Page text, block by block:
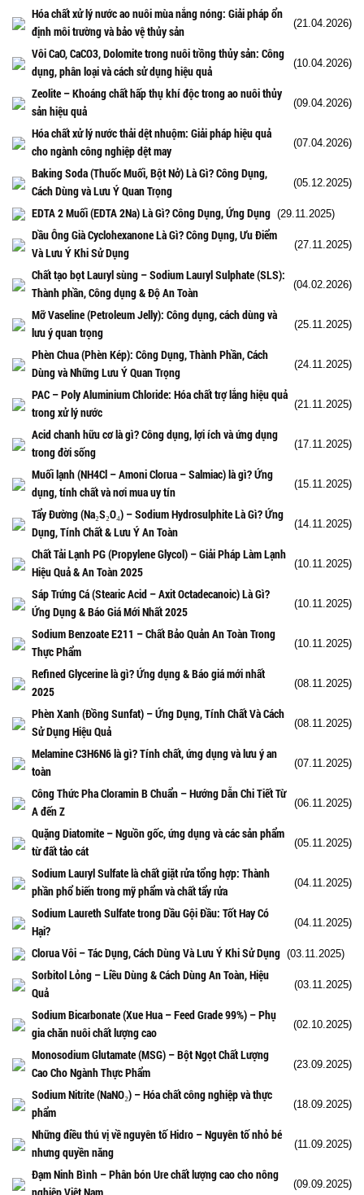
Hóa chất xử lý nước ao nuôi mùa nắng nóng: Giải pháp ổn
định môi trường và bảo vệ thủy sản
(21.04.2026)
Vôi CaO, CaCO3, Dolomite trong nuôi trồng thủy sản: Công
dụng, phân loại và cách sử dụng hiệu quả
(10.04.2026)
Zeolite – Khoáng chất hấp thụ khí độc trong ao nuôi thủy
sản hiệu quả
(09.04.2026)
Hóa chất xử lý nước thải dệt nhuộm: Giải pháp hiệu quả
cho ngành công nghiệp dệt may
(07.04.2026)
Baking Soda (Thuốc Muối, Bột Nở) Là Gì? Công Dụng,
Cách Dùng và Lưu Ý Quan Trọng
(05.12.2025)
EDTA 2 Muối (EDTA 2Na) Là Gì? Công Dụng, Ứng Dụng (29.11.2025)
Dầu Ông Già Cyclohexanone Là Gì? Công Dụng, Ưu Điểm
Và Lưu Ý Khi Sử Dụng
(27.11.2025)
Chất tạo bọt Lauryl sùng – Sodium Lauryl Sulphate (SLS):
Thành phần, Công dụng & Độ An Toàn
(04.02.2026)
Mỡ Vaseline (Petroleum Jelly): Công dụng, cách dùng và
lưu ý quan trọng
(25.11.2025)
Phèn Chua (Phèn Kép): Công Dụng, Thành Phần, Cách
Dùng và Những Lưu Ý Quan Trọng
(24.11.2025)
PAC – Poly Aluminium Chloride: Hóa chất trợ lắng hiệu quả
trong xử lý nước
(21.11.2025)
Acid chanh hữu cơ là gì? Công dụng, lợi ích và ứng dụng
trong đời sống
(17.11.2025)
Muối lạnh (NH4Cl – Amoni Clorua – Salmiac) là gì? Ứng
dụng, tính chất và nơi mua uy tín
(15.11.2025)
Tẩy Đường (Na₂S₂O₄) – Sodium Hydrosulphite Là Gì? Ứng
Dụng, Tính Chất & Lưu Ý An Toàn
(14.11.2025)
Chất Tải Lạnh PG (Propylene Glycol) – Giải Pháp Làm Lạnh
Hiệu Quả & An Toàn 2025
(10.11.2025)
Sáp Trứng Cá (Stearic Acid – Axit Octadecanoic) Là Gì?
Ứng Dụng & Báo Giá Mới Nhất 2025
(10.11.2025)
Sodium Benzoate E211 – Chất Bảo Quản An Toàn Trong
Thực Phẩm
(10.11.2025)
Refined Glycerine là gì? Ứng dụng & Báo giá mới nhất
2025
(08.11.2025)
Phèn Xanh (Đồng Sunfat) – Ứng Dụng, Tính Chất Và Cách
Sử Dụng Hiệu Quả
(08.11.2025)
Melamine C3H6N6 là gì? Tính chất, ứng dụng và lưu ý an
toàn
(07.11.2025)
Công Thức Pha Cloramin B Chuẩn – Hướng Dẫn Chi Tiết Từ
A đến Z
(06.11.2025)
Quặng Diatomite – Nguồn gốc, ứng dụng và các sản phẩm
từ đất tảo cát
(05.11.2025)
Sodium Lauryl Sulfate là chất giặt rửa tổng hợp: Thành
phần phổ biến trong mỹ phẩm và chất tẩy rửa
(04.11.2025)
Sodium Laureth Sulfate trong Dầu Gội Đầu: Tốt Hay Có
Hại?
(04.11.2025)
Clorua Vôi – Tác Dụng, Cách Dùng Và Lưu Ý Khi Sử Dụng (03.11.2025)
Sorbitol Lỏng – Liều Dùng & Cách Dùng An Toàn, Hiệu
Quả
(03.11.2025)
Sodium Bicarbonate (Xue Hua – Feed Grade 99%) – Phụ
gia chăn nuôi chất lượng cao
(02.10.2025)
Monosodium Glutamate (MSG) – Bột Ngọt Chất Lượng
Cao Cho Ngành Thực Phẩm
(23.09.2025)
Sodium Nitrite (NaNO₂) – Hóa chất công nghiệp và thực
phẩm
(18.09.2025)
Những điều thú vị về nguyên tố Hidro – Nguyên tố nhỏ bé
nhưng quyền năng
(11.09.2025)
Đạm Ninh Bình – Phân bón Ure chất lượng cao cho nông
nghiệp Việt Nam
(09.09.2025)